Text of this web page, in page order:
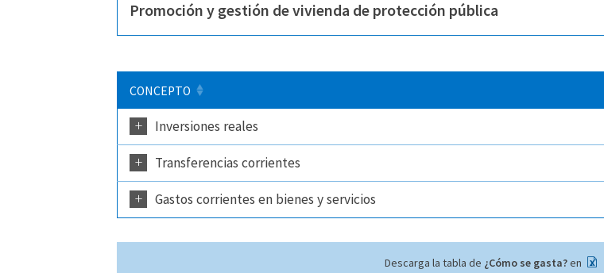
Promoción y gestión de vivienda de protección pública
CONCEPTO
+ Inversiones reales
+ Transferencias corrientes
+ Gastos corrientes en bienes y servicios
Descarga la tabla de ¿Cómo se gasta?en